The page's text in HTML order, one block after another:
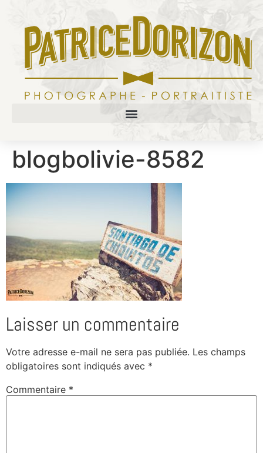
blogbolivie-8582
Laisser un commentaire
Votre adresse e-mail ne sera pas publiée. Les champs
obligatoires sont indiqués avec *
Commentaire *